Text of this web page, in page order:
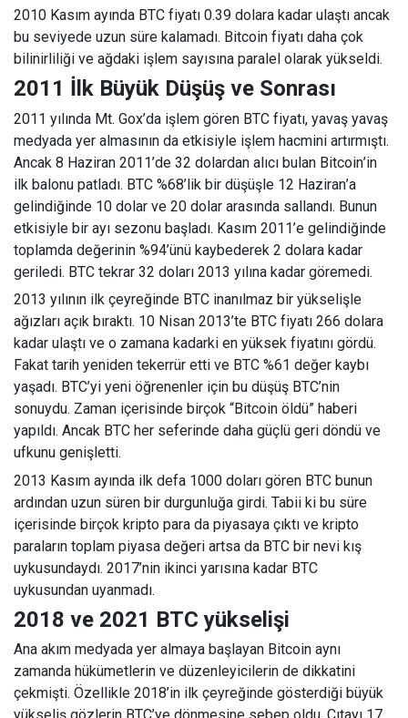
2010 Kasım ayında BTC fiyatı 0.39 dolara kadar ulaştı ancak
bu seviyede uzun süre kalamadı. Bitcoin fiyatı daha çok
bilinirliliği ve ağdaki işlem sayısına paralel olarak yükseldi.
2011 İlk Büyük Düşüş ve Sonrası
2011 yılında Mt. Gox’da işlem gören BTC fiyatı, yavaş yavaş
medyada yer almasının da etkisiyle işlem hacmini artırmıştı.
Ancak 8 Haziran 2011’de 32 dolardan alıcı bulan Bitcoin’in
ilk balonu patladı. BTC %68’lik bir düşüşle 12 Haziran’a
gelindiğinde 10 dolar ve 20 dolar arasında sallandı. Bunun
etkisiyle bir ayı sezonu başladı. Kasım 2011’e gelindiğinde
toplamda değerinin %94’ünü kaybederek 2 dolara kadar
geriledi. BTC tekrar 32 doları 2013 yılına kadar göremedi.
2013 yılının ilk çeyreğinde BTC inanılmaz bir yükselişle
ağızları açık bıraktı. 10 Nisan 2013’te BTC fiyatı 266 dolara
kadar ulaştı ve o zamana kadarki en yüksek fiyatını gördü.
Fakat tarih yeniden tekerrür etti ve BTC %61 değer kaybı
yaşadı. BTC’yi yeni öğrenenler için bu düşüş BTC’nin
sonuydu. Zaman içerisinde birçok “Bitcoin öldü” haberi
yapıldı. Ancak BTC her seferinde daha güçlü geri döndü ve
ufkunu genişletti.
2013 Kasım ayında ilk defa 1000 doları gören BTC bunun
ardından uzun süren bir durgunluğa girdi. Tabii ki bu süre
içerisinde birçok kripto para da piyasaya çıktı ve kripto
paraların toplam piyasa değeri artsa da BTC bir nevi kış
uykusundaydı. 2017’nin ikinci yarısına kadar BTC
uykusundan uyanmadı.
2018 ve 2021 BTC yükselişi
Ana akım medyada yer almaya başlayan Bitcoin aynı
zamanda hükümetlerin ve düzenleyicilerin de dikkatini
çekmişti. Özellikle 2018’in ilk çeyreğinde gösterdiği büyük